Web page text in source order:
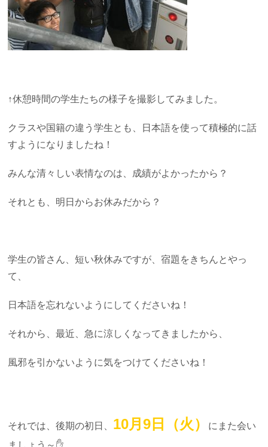
↑休憩時間の学生たちの様子を撮影してみました。
クラスや国籍の違う学生とも、日本語を使って積極的に話
すようになりましたね！
みんな清々しい表情なのは、成績がよかったから？
それとも、明日からお休みだから？
学生の皆さん、短い秋休みですが、宿題をきちんとやっ
て、
日本語を忘れないようにしてくださいね！
それから、最近、急に涼しくなってきましたから、
風邪を引かないように気をつけてくださいね！
それでは、後期の初日、 10月9日（火）
にまた会い
ましょう～✋